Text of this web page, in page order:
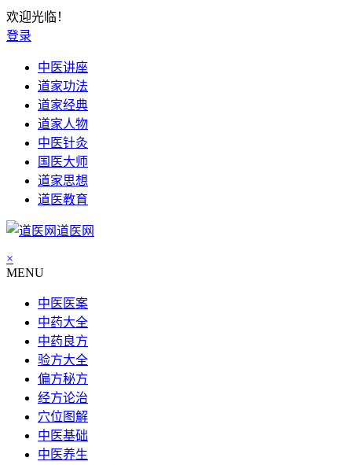
欢迎光临！
登录
中医讲座
道家功法
道家经典
道家人物
中医针灸
国医大师
道家思想
道医教育
道医网
×
MENU
中医医案
中药大全
中药良方
验方大全
偏方秘方
经方论治
穴位图解
中医基础
中医养生